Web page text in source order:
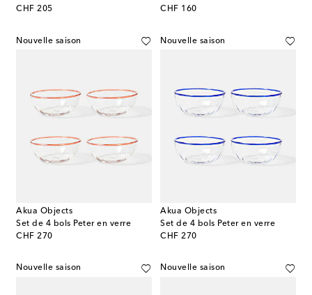
CHF 205
original price
CHF 160
original price
Nouvelle saison
Akua Objects
Set de 4 bols Peter en verre
CHF 270
original price
Nouvelle saison
Akua Objects
Set de 4 bols Peter en verre
CHF 270
original price
Nouvelle saison Nouvelle saison